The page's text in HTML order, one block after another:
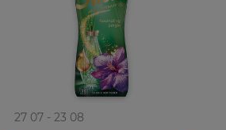
27 07 - 23 08